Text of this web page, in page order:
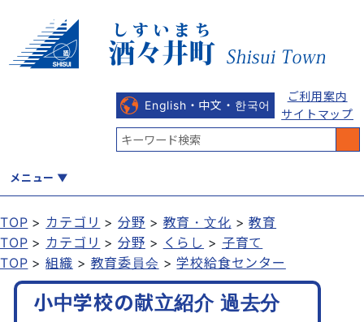
English・中文・한국어
ご利用案内
サイトマップ
メニュー
くらし 健康・福祉 教育・文化 観光・魅力
TOP カテゴリ 分野 教育・文化
教育
TOP
カテゴリ 分野 くらし
子育て
TOP
組織 教育委員会 学校給食センター
小中学校の献立紹介 過去分